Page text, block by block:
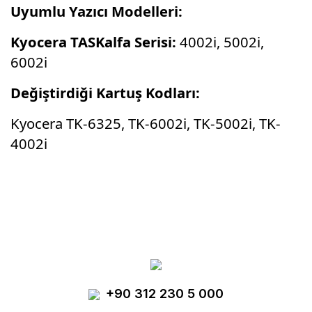
Uyumlu Yazıcı Modelleri:
Kyocera TASKalfa Serisi: 4002i, 5002i,
6002i
Değiştirdiği Kartuş Kodları:
Kyocera TK-6325, TK-6002i, TK-5002i, TK-
4002i
Yorum Yaz
Ürün resmi kalitesiz, bozuk veya
+90 312 230 5 000